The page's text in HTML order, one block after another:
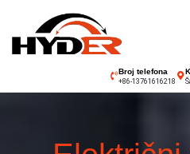
sadržaj
HyderBroj telefona
+86-13761616218